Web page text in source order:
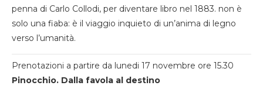
penna di Carlo Collodi, per diventare libro nel 1883. non è
solo una fiaba: è il viaggio inquieto di un’anima di legno
verso l’umanità.
Prenotazioni a partire da lunedi 17 novembre ore 15.30
Pinocchio. Dalla favola al destino